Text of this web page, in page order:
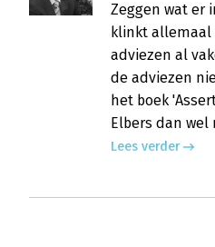
Zeggen wat er
klinkt allemaal
adviezen al
de adviezen
het boek
Elbers dan
Lees verder
Hoe word ik